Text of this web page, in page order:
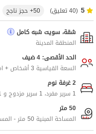
5 (40 تعليق) 50+ حجز ناجح
شقة، سويت شبه كامل
المنطقة المدينة
الحد الأقصى: 4 ضيف
السعة القياسية 3 أشخاص + امكانية اضافة 1 اشخاص اضافيين
2 غرفة نوم
1 سرير مفرد، 1 سرير مزدوج و 1 فرشة منام على الأرض
50 متر
المساحة المبنية 50 متر - المساحة الخارجية 100 متر